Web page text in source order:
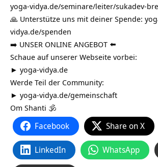
yoga-vidya.de/seminare/leiter/sukadev-
🙏 Unterstütze uns mit deiner Spende:
vidya.de/spenden
➡️ UNSER ONLINE ANGEBOT ⬅️
Schaue auf unserer Webseite vorbei:
► yoga-vidya.de
Werde Teil der Community:
► yoga-vidya.de/gemeinschaft
Om Shanti 🕉
Facebook Share on X
LinkedIn WhatsApp